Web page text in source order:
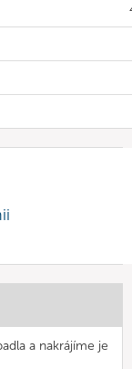
a nakrájíme je